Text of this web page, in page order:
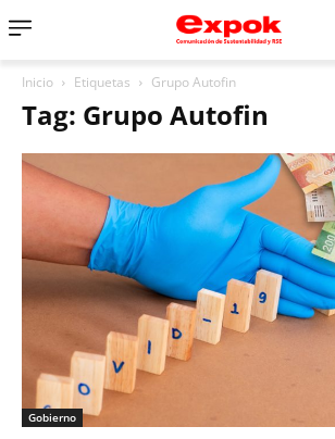
Inicio Etiquetas Grupo Autofin
Tag: Grupo Autofin
Gobierno